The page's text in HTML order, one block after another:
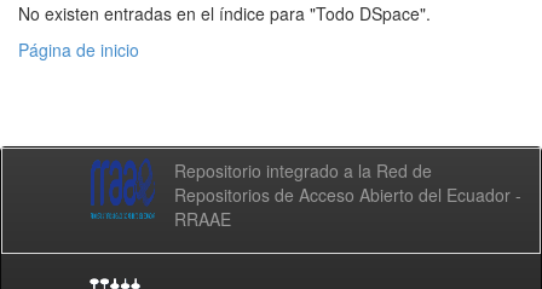
No existen entradas en el índice para "Todo DSpace".
Página de inicio
Repositorio integrado a la Red de
Repositorios de Acceso Abierto del Ecuador -
RRAAE